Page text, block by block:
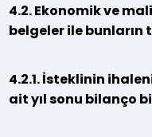
4.2. Ekonomik ve
belgeler ile bunların
4.2.1. İsteklinin
ait yıl sonu bilanço